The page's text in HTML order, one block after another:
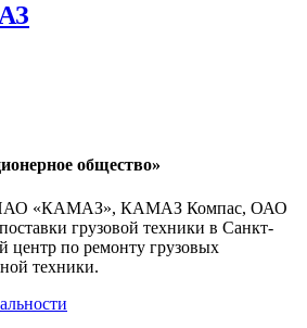
общество»
«КАМАЗ», КАМАЗ Компас, ОАО
грузовой техники в Санкт-
центр по ремонту грузовых
техники.